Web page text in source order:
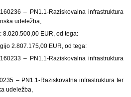
– PN1.1-Raziskovalna infrastruktura
udeležba,
8.020.500,00 EUR, od tega:
2.807.175,00 EUR, od tega:
– PN1.1-Raziskovalna infrastruktura
– PN1.1-Raziskovalna infrastruktura ter
udeležba,